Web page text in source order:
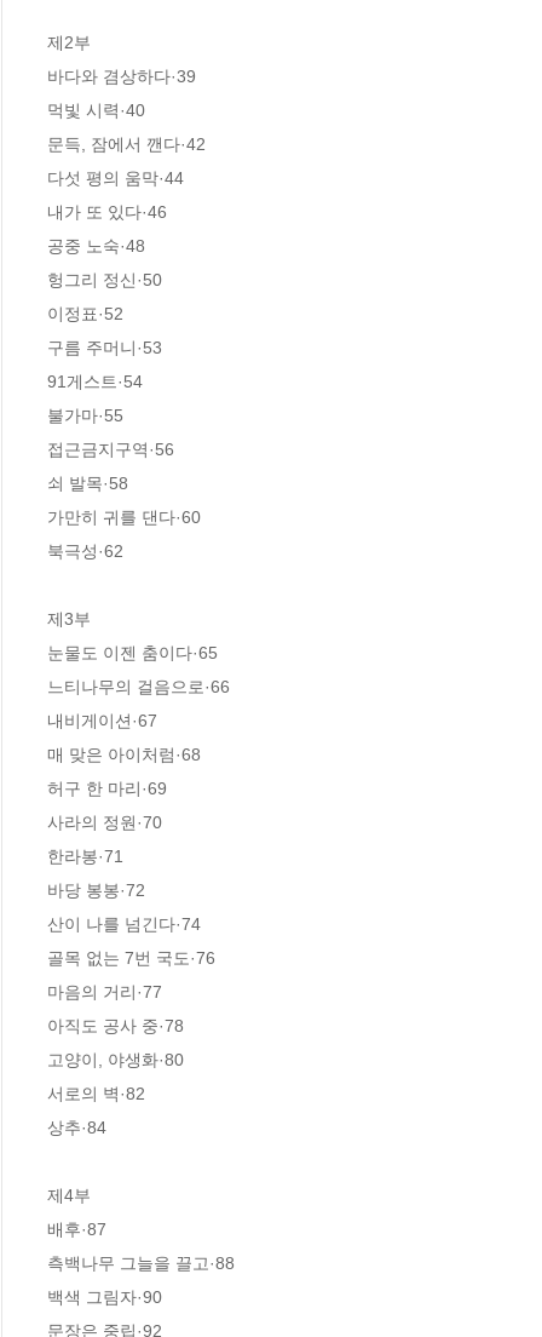
제2부
바다와 겸상하다·39
먹빛 시력·40
문득, 잠에서 깬다·42
다섯 평의 움막·44
내가 또 있다·46
공중 노숙·48
헝그리 정신·50
이정표·52
구름 주머니·53
91게스트·54
불가마·55
접근금지구역·56
쇠 발목·58
가만히 귀를 댄다·60
북극성·62
제3부
눈물도 이젠 춤이다·65
느티나무의 걸음으로·66
내비게이션·67
매 맞은 아이처럼·68
허구 한 마리·69
사라의 정원·70
한라봉·71
바당 봉봉·72
산이 나를 넘긴다·74
골목 없는 7번 국도·76
마음의 거리·77
아직도 공사 중·78
고양이, 야생화·80
서로의 벽·82
상추·84
제4부
배후·87
측백나무 그늘을 끌고·88
백색 그림자·90
문장은 중립·92